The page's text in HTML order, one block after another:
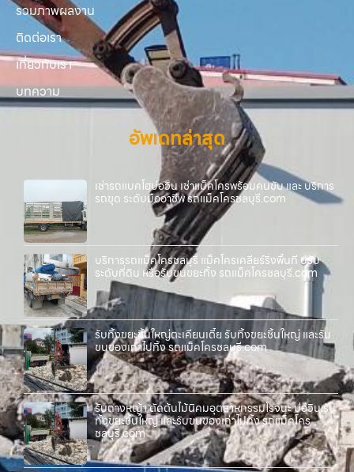
รวมภาพผลงาน
ติดต่อเรา
เกี่ยวกับเรา
บทความ
อัพเดทล่าสุด
เช่ารถแบคโฮบ่อวิน เช่าแม็คโครพร้อมคนขับ และ บริการ
รถขุด ระดับมืออาชีพ รถแม็คโครชลบุรี.com
บริการรถแม็คโครชลบุรี แม็คโครเคลียร์ริ่งพื้นที่ ปรับ
ระดับที่ดิน หรือรับขนขยะทิ้ง รถแม็คโครชลบุรี.com
รับทิ้งขยะชิ้นใหญ่ตะเคียนเตี้ย รับทิ้งขยะชิ้นใหญ่ และรับ
ขนของเก่าไปทิ้ง รถแม็คโครชลบุรี.com
รับถางหญ้า ตัดต้นไม้นิคมอุตสาหกรรมโรจนะ บ่อวิน รับ
ทิ้งขยะชิ้นใหญ่ และรับขนของเก่าไปทิ้ง รถแม็คโคร
ชลบุรี.com